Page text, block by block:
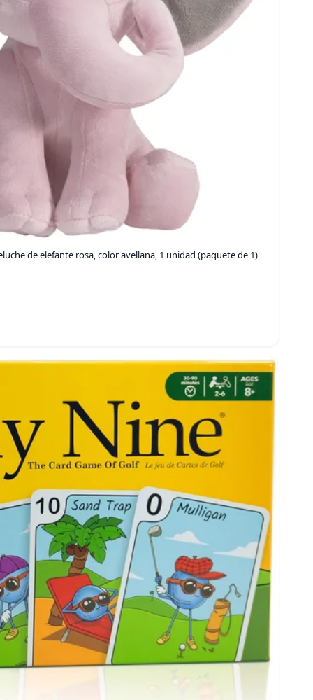
de elefante rosa, color avellana, 1 unidad (paquete de 1)